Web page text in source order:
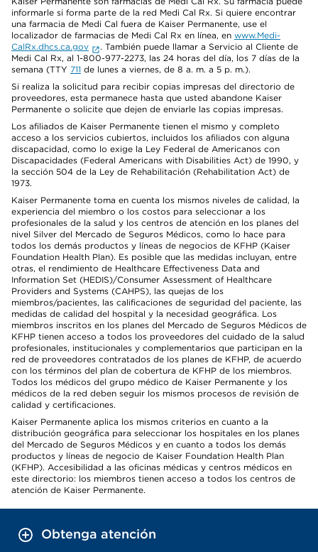
informarle si forma parte de la red Medi Cal Rx. Si quiere encontrar
una farmacia de Medi Cal fuera de Kaiser Permanente, use el
localizador de farmacias de Medi Cal Rx en línea, en www.Medi-
CalRx.dhcs.ca.gov
. También puede llamar a Servicio al Cliente de
Medi Cal Rx, al 1-800-977-2273, las 24 horas del día, los 7 días de la
semana (TTY 711 de lunes a viernes, de 8 a. m. a 5 p. m.).
Si realiza la solicitud para recibir copias impresas del directorio de
proveedores, esta permanece hasta que usted abandone Kaiser
Permanente o solicite que dejen de enviarle las copias impresas.
Los afiliados de Kaiser Permanente tienen el mismo y completo
acceso a los servicios cubiertos, incluidos los afiliados con alguna
discapacidad, como lo exige la Ley Federal de Americanos con
Discapacidades (Federal Americans with Disabilities Act) de 1990, y
la sección 504 de la Ley de Rehabilitación (Rehabilitation Act) de
1973.
Kaiser Permanente toma en cuenta los mismos niveles de calidad, la
experiencia del miembro o los costos para seleccionar a los
profesionales de la salud y los centros de atención en los planes del
nivel Silver del Mercado de Seguros Médicos, como lo hace para
todos los demás productos y líneas de negocios de KFHP (Kaiser
Foundation Health Plan). Es posible que las medidas incluyan, entre
otras, el rendimiento de Healthcare Effectiveness Data and
Information Set (HEDIS)/Consumer Assessment of Healthcare
Providers and Systems (CAHPS), las quejas de los
miembros/pacientes, las calificaciones de seguridad del paciente, las
medidas de calidad del hospital y la necesidad geográfica. Los
miembros inscritos en los planes del Mercado de Seguros Médicos de
KFHP tienen acceso a todos los proveedores del cuidado de la salud
profesionales, institucionales y complementarios que participan en la
red de proveedores contratados de los planes de KFHP, de acuerdo
con los términos del plan de cobertura de KFHP de los miembros.
Todos los médicos del grupo médico de Kaiser Permanente y los
médicos de la red deben seguir los mismos procesos de revisión de
calidad y certificaciones.
Kaiser Permanente aplica los mismos criterios en cuanto a la
distribución geográfica para seleccionar los hospitales en los planes
del Mercado de Seguros Médicos y en cuanto a todos los demás
productos y líneas de negocio de Kaiser Foundation Health Plan
(KFHP). Accesibilidad a las oficinas médicas y centros médicos en
este directorio: los miembros tienen acceso a todos los centros de
atención de Kaiser Permanente.
Obtenga atención